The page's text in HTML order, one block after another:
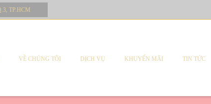
TP.HCM
VỀ CHÚNG TÔI DỊCH VỤ KHUYẾN MÃI TIN TỨC